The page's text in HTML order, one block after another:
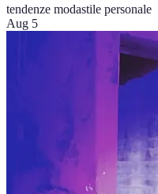
tendenze modastile personale
Aug 5